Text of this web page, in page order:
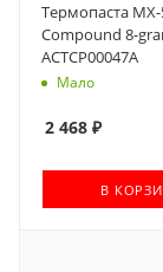
Термопаста
Compound 8-
ACTCP00047A
Мало
2 468 ₽
В